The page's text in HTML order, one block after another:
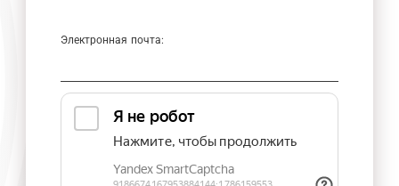
Электронная почта: